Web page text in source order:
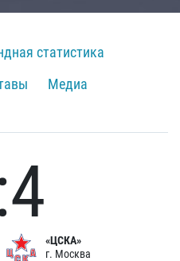
статистика
Медиа
«ЦСКА»
г. Москва